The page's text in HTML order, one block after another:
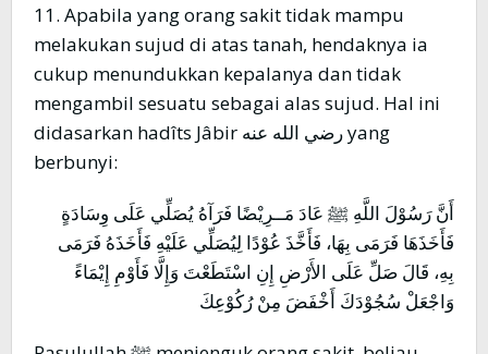
11. Apabila yang orang sakit tidak mampu
melakukan sujud di atas tanah, hendaknya ia
cukup menundukkan kepalanya dan tidak
mengambil sesuatu sebagai alas sujud. Hal ini
didasarkan hadîts Jâbir رضي الله عنه yang
berbunyi:
أَنَّ رَسُوْلَ اللَّهِ ﷺ عَادَ مَــرِيْضًا فَرَآهُ يُصَلِّي عَلَى وِسَادَةٍ
فَأَخَذَهَا فَرَمَى بِهَا، فَأَخَّذَ عُوْدًا لِيُصَلِّي عَلَيْهِ فَأَخَذَهُ فَرَمَى
بِهِ، قَالَ صَلِّ عَلَى الأَرْضِ إِنِ اسْتَطَعْتَ وَإِلَّا فَأَوْمِ إِيْمَاءً
وَاجْعَلْ سُجُوْدَكَ أَخْفَضَ مِنْ رُكُوْعِكَ